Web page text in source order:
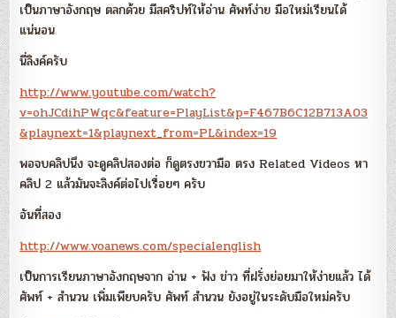
เป็นภาษาอังกฤษ ตลกด้วย มีสคริปท์ให้อ่าน ศัพท์ง่าย มือใหม่เรียนได้
แน่นอน
นี่ลิงค์ครับ
http://www.youtube.com/watch?
v=ohJCdihPWqc&feature=PlayList&p=F467B6C12B713A03
&playnext=1&playnext_from=PL&index=19
พอจบคลิปนึง จะดูคลิปสองต่อ ก็ดูตรงขวามือ ตรง Related Videos หา
คลิป 2 แล้วมันจะลิงค์ต่อไปเรื่อยๆ ครับ
อันที่สอง
http://www.voanews.com/specialenglish
เป็นการเรียนภาษาอังกฤษจาก อ่าน + ฟัง ข่าว ที่ฝรั่งย่อยมาให้ง่ายแล้ว ได้
ศัพท์ + สำนวน เพิ่มเพียบครับ ศัพท์ สำนวน ยังอยู่ในระดับมือใหม่ครับ